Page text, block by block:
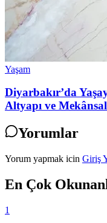
Yaşam
Diyarbakır’da
Altyapı ve
Yorumlar
Yorum yapmak icin Giriş
En Çok
1